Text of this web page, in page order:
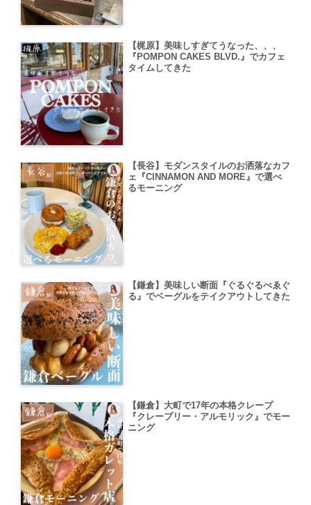
【梶原】美味しすぎてうなった、、、
『POMPON CAKES BLVD.』でカフェ
タイムしてきた
【長谷】モダンスタイルのお洒落なカフ
ェ『CINNAMON AND MORE』で選べ
るモーニング
【鎌倉】美味しい断面『ぐるぐるべゑぐ
る』でベーグルをテイクアウトしてきた
【鎌倉】大町で17年の本格クレープ
『クレープリー・アルモリック』でモー
ニング